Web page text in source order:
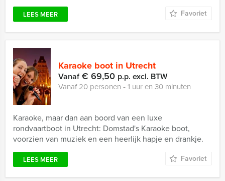
LEES MEER Favoriet
Karaoke boot in Utrecht
Vanaf€ 69,50 p.p. excl. BTW
Vanaf 20 personen ‐ 1 uur en 30 minuten
Karaoke, maar dan aan boord van een luxe
rondvaartboot in Utrecht: Domstad's Karaoke boot,
voorzien van muziek en een heerlijk hapje en drankje.
LEES MEER Favoriet